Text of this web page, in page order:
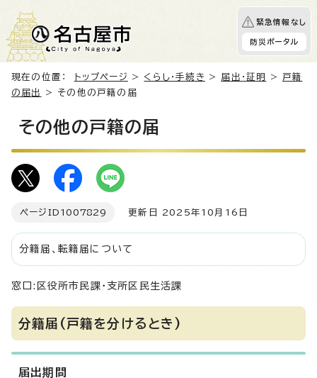
緊急情報なし
防災ポータル
現在の位置： トップページ > くらし・手続き > 届出・証明 >戸籍
の届出
> その他の戸籍の届
その他の戸籍の届
ページID 1007829 更新日 2025年10月16日
分籍届、転籍届について
窓口:区役所市民課・支所区民生活課
分籍届(戸籍を分けるとき)
届出期間